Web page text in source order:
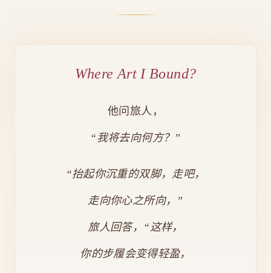
Where Art I Bound?
他问旅人，
“我将去向何方？”
“抬起你沉重的双脚，走吧，
走向你心之所向，”
旅人回答，“这样，
你的步履会变得轻盈，